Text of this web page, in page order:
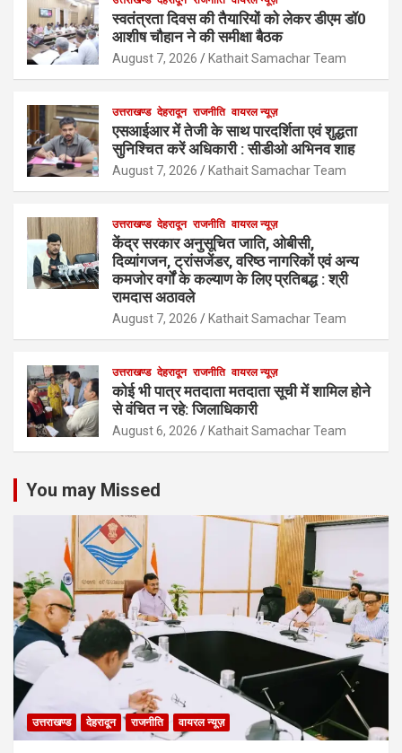
स्वतंत्रता दिवस की तैयारियों को लेकर डीएम डॉ0
आशीष चौहान ने की समीक्षा बैठक
August 7, 2026 Kathait Samachar Team
उत्तराखण्ड देहरादून राजनीति वायरल न्यूज़
एसआईआर में तेजी के साथ पारदर्शिता एवं शुद्धता
सुनिश्चित करें अधिकारी : सीडीओ अभिनव शाह
August 7, 2026 Kathait Samachar Team
उत्तराखण्ड देहरादून राजनीति वायरल न्यूज़
केंद्र सरकार अनुसूचित जाति, ओबीसी,
दिव्यांगजन, ट्रांसजेंडर, वरिष्ठ नागरिकों एवं अन्य
कमजोर वर्गों के कल्याण के लिए प्रतिबद्ध : श्री
रामदास अठावले
August 7, 2026 Kathait Samachar Team
उत्तराखण्ड देहरादून राजनीति वायरल न्यूज़
कोई भी पात्र मतदाता मतदाता सूची में शामिल होने
से वंचित न रहे: जिलाधिकारी
August 6, 2026 Kathait Samachar Team
You may Missed
उत्तराखण्ड देहरादून राजनीति वायरल न्यूज़